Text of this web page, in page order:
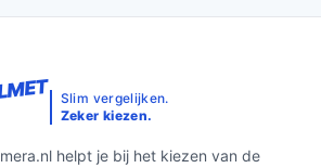
Slim vergelijken.
Zeker kiezen.
helpt je bij het kiezen van de